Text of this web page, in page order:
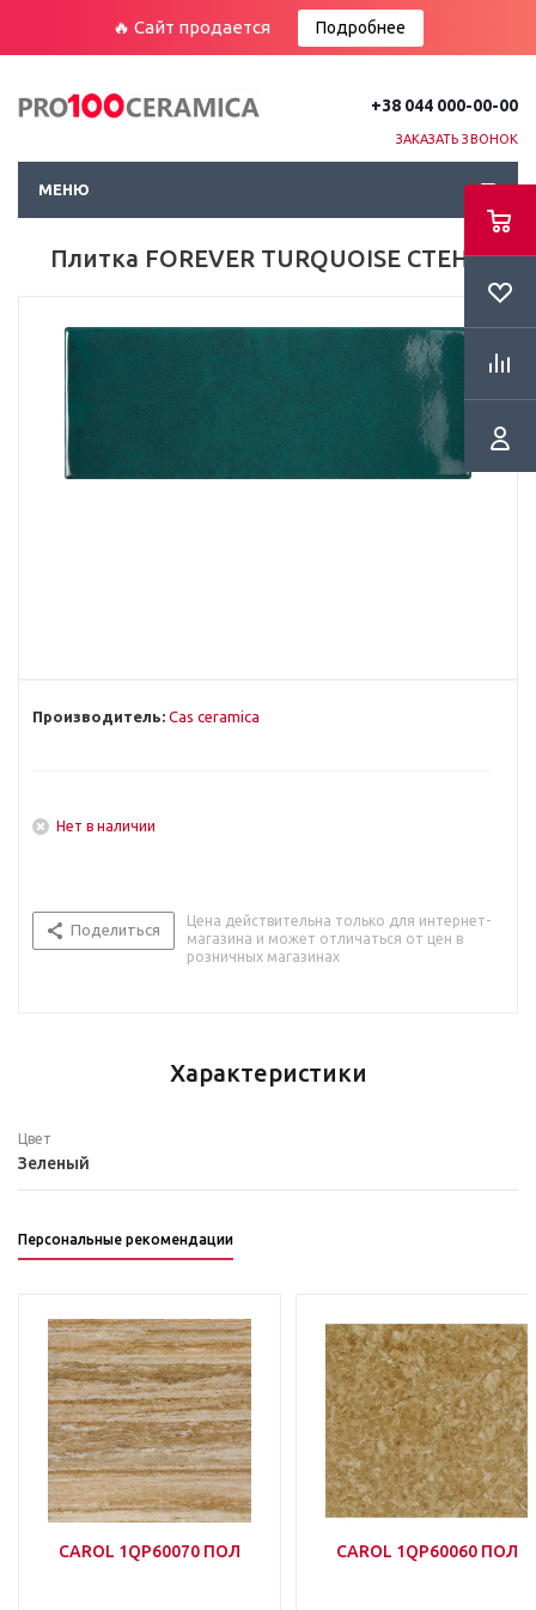
🔥 Сайт продается Подробнее
+38 044 000-00-00
ЗАКАЗАТЬ ЗВОНОК
МЕНЮ
Плитка FOREVER TURQUOISE СТЕНА
Производитель: Cas ceramica
Нет в наличии
Поделиться
Цена действительна только для интернет-
магазина и может отличаться от цен в
розничных магазинах
Характеристики
Цвет
Зеленый
Персональные рекомендации
CAROL 1QP60070 ПОЛ CAROL 1QP60060 ПОЛ